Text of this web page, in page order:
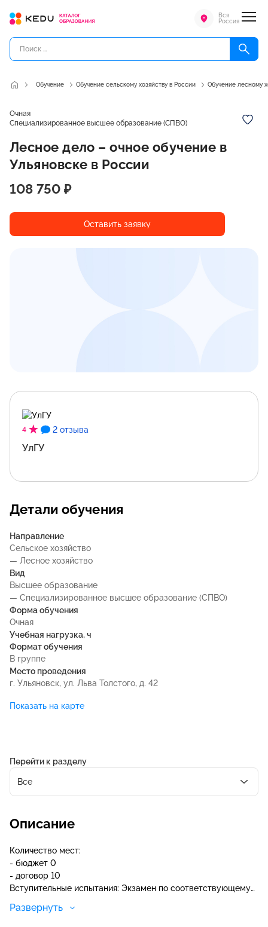
Вся
Россия
Обучение Обучение сельскому хозяйству в России Обучение лесному
Очная
Специализированное высшее образование (СПВО)
Лесное дело – очное обучение в
Ульяновске в России
108 750 ₽
Оставить заявку
4 2 отзыва
УлГУ
Перейти к разделу
Все
Описание
Количество мест:
- бюджет 0
- договор 10
Вступительные испытания: Экзамен по соответствующему
Минимальное количество баллов: 30 баллов
Развернуть
Детали обучения
Направление
Сельское хозяйство
— Лесное хозяйство
Вид
Высшее образование
— Специализированное высшее образование (СПВО)
Форма обучения
Очная
Учебная нагрузка, ч
Формат обучения
В группе
Место проведения
г. Ульяновск, ул. Льва Толстого, д. 42
Показать на карте